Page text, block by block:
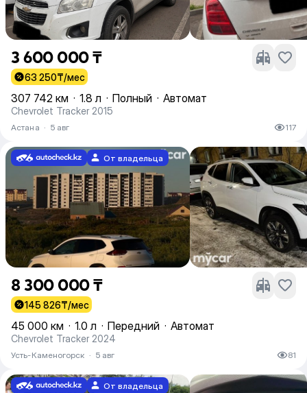
3 600 000 ₸
63 250₸/мес
307 742 км · 1.8 л · Полный · Автомат
Chevrolet Tracker 2015
Астана · 5 авг 117
От владельца
8 300 000 ₸
145 826₸/мес
45 000 км · 1.0 л · Передний · Автомат
Chevrolet Tracker 2024
Усть-Каменогорск · 5 авг 81
От владельца